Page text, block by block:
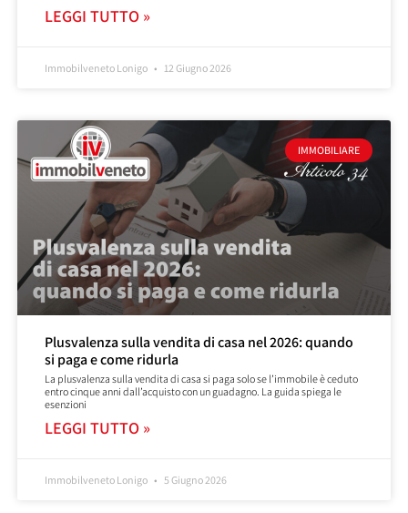
LEGGI TUTTO »
Immobilveneto Lonigo 12 Giugno 2026
IMMOBILIARE
Plusvalenza sulla vendita di casa nel 2026: quando
si paga e come ridurla
La plusvalenza sulla vendita di casa si paga solo se l’immobile è ceduto
entro cinque anni dall’acquisto con un guadagno. La guida spiega le
esenzioni
LEGGI TUTTO »
Immobilveneto Lonigo 5 Giugno 2026